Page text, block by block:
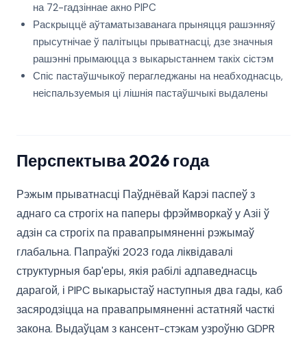
на 72-гадзіннае акно PIPC
Раскрыццё аўтаматызаванага прыняцця рашэнняў
прысутнічае ў палітыцы прыватнасці, дзе значныя
рашэнні прымаюцца з выкарыстаннем такіх сістэм
Спіс пастаўшчыкоў перагледжаны на неабходнасць,
неіспаль­зуемыя ці лішнія пастаўшчыкі выдалены
Перспектыва 2026 года
Рэжым прыватнасці Паўднёвай Карэі паспеў з
аднаго са строгіх на паперы фрэймворкаў у Азіі ў
адзін са строгіх па правапрымяненні рэжымаў
глабальна. Папраўкі 2023 года ліквідавалі
структурныя бар'еры, якія рабілі адпаведнасць
дарагой, і PIPC выкарыстаў наступныя два гады, каб
засяродзіцца на правапрымяненні астатняй часткі
закона. Выдаўцам з кансент-стэкам узроўню GDPR